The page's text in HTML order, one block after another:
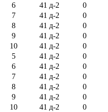
6 41 д-2
0
7 41 д-2
0
8 41 д-2
0
9 41 д-2
0
10 41 д-2
0
5 41 д-2
0
6 41 д-2
0
7 41 д-2
0
8 41 д-2
0
9 41 д-2
0
10 41 д-2
0